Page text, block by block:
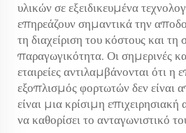
υλικών σε εξειδικευμένα
επηρεάζουν σημαντικά την
τη διαχείριση του κόστους και τη
παραγωγικότητα. Οι σημερινές
εταιρείες αντιλαμβάνονται ότι η
εξοπλισμός φορτωτών δεν είναι
είναι μια κρίσιμη
να καθορίσει το ανταγωνιστικό